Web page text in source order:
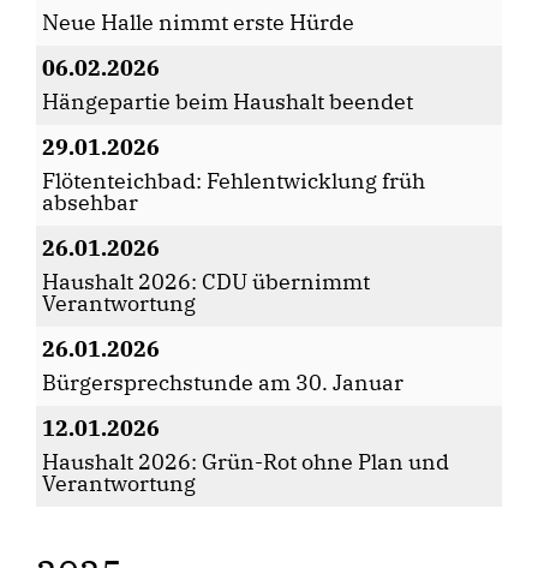
Neue Halle nimmt erste Hürde
06.02.2026
Hängepartie beim Haushalt beendet
29.01.2026
Flötenteichbad: Fehlentwicklung früh
absehbar
26.01.2026
Haushalt 2026: CDU übernimmt
Verantwortung
26.01.2026
Bürgersprechstunde am 30. Januar
12.01.2026
Haushalt 2026: Grün-Rot ohne Plan und
Verantwortung